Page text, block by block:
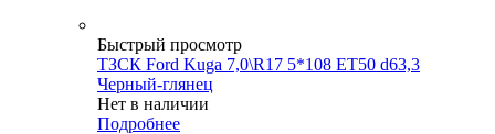
Быстрый просмотр
ТЗСК Ford Kuga 7,0\R17 5*108 ET50 d63,3
Черный-глянец
Нет в наличии
Подробнее